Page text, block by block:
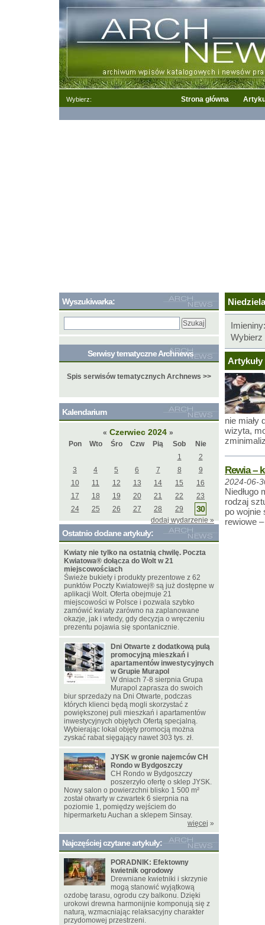
Wybierz: Strona główna
Wybierz
nie miały
wizyta,
Rewia –
2024-06-
Niedługo
rodzaj
po wojnie
rewiowe
Wyszukiwarka:
Serwisy tematyczne Archnews
Spis serwisów tematycznych Archnews >>
Kalendarium
« Czerwiec 2024 »
Pon
Wto Śro Czw Pią Sob
Nie
1
2
3
4 5 6 7 8
9
10
11 12 13 14 15
16
17
18 19 20 21 22
23
24
25 26 27 28 29 30
dodaj wydarzenie »
Ostatnio dodane artykuły:
Kwiaty nie tylko na ostatnią chwilę. Poczta
Kwiatowa® dołącza do Wolt w 21
miejscowościach
Świeże bukiety i produkty prezentowe z 62
punktów Poczty Kwiatowej® są już dostępne w
aplikacji Wolt. Oferta obejmuje 21
miejscowości w Polsce i pozwala szybko
zamówić kwiaty zarówno na zaplanowane
okazje, jak i wtedy, gdy decyzja o wręczeniu
prezentu pojawia się spontanicznie.
Dni Otwarte z dodatkową pulą
promocyjną mieszkań i
apartamentów inwestycyjnych
w Grupie Murapol
W dniach 7-8 sierpnia Grupa
Murapol zaprasza do swoich
biur sprzedaży na Dni Otwarte, podczas
których klienci będą mogli skorzystać z
powiększonej puli mieszkań i apartamentów
inwestycyjnych objętych Ofertą specjalną.
Wybierając lokal objęty promocją można
zyskać rabat sięgający nawet 303 tys. zł.
JYSK w gronie najemców CH
Rondo w Bydgoszczy
CH Rondo w Bydgoszczy
poszerzyło ofertę o sklep JYSK.
Nowy salon o powierzchni blisko 1 500 m²
został otwarty w czwartek 6 sierpnia na
poziomie 1, pomiędzy wejściem do
hipermarketu Auchan a sklepem Sinsay.
więcej »
Najczęściej czytane artykuły:
PORADNIK: Efektowny
kwietnik ogrodowy
Drewniane kwietniki i skrzynie
mogą stanowić wyjątkową
ozdobę tarasu, ogrodu czy balkonu. Dzięki
urokowi drewna harmonijnie komponują się z
naturą, wzmacniając relaksacyjny charakter
przydomowej przestrzeni.